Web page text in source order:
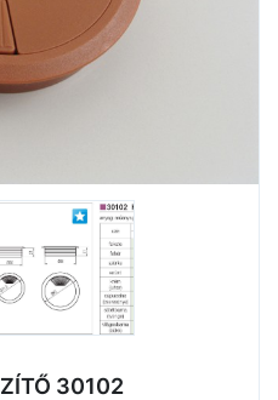
30102